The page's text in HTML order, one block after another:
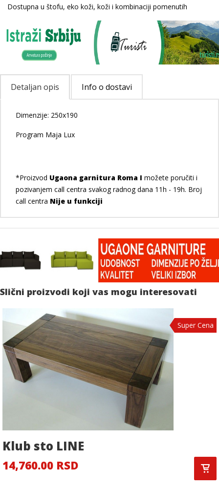
Dostupna u štofu, eko koži, koži i kombinaciji pomenutih
Detaljan opis Info o dostavi
Dimenzije: 250x190
Program Maja Lux
*Proizvod Ugaona garnitura Roma I možete poručiti i
pozivanjem call centra svakog radnog dana 11h - 19h. Broj
call centra Nije u funkciji
Slični proizvodi koji vas mogu interesovati
Super Cena
Klub sto LINE
14,760.00 RSD